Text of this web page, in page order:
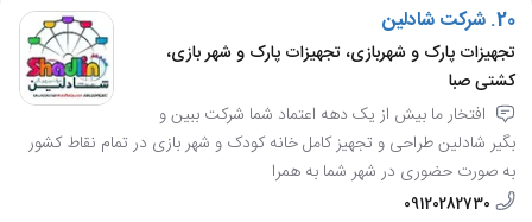
20. شرکت شادلین
تجهیزات پارک و شهربازی، تجهیزات پارک و شهر بازی،
کشتی صبا
افتخار ما بیش از یک دهه اعتماد شما شرکت ببین و
بگیر شادلین طراحی و تجهیز کامل خانه کودک و شهر بازی در تمام نقاط کشور
به صورت حضوری در شهر شما به همرا
09120282730